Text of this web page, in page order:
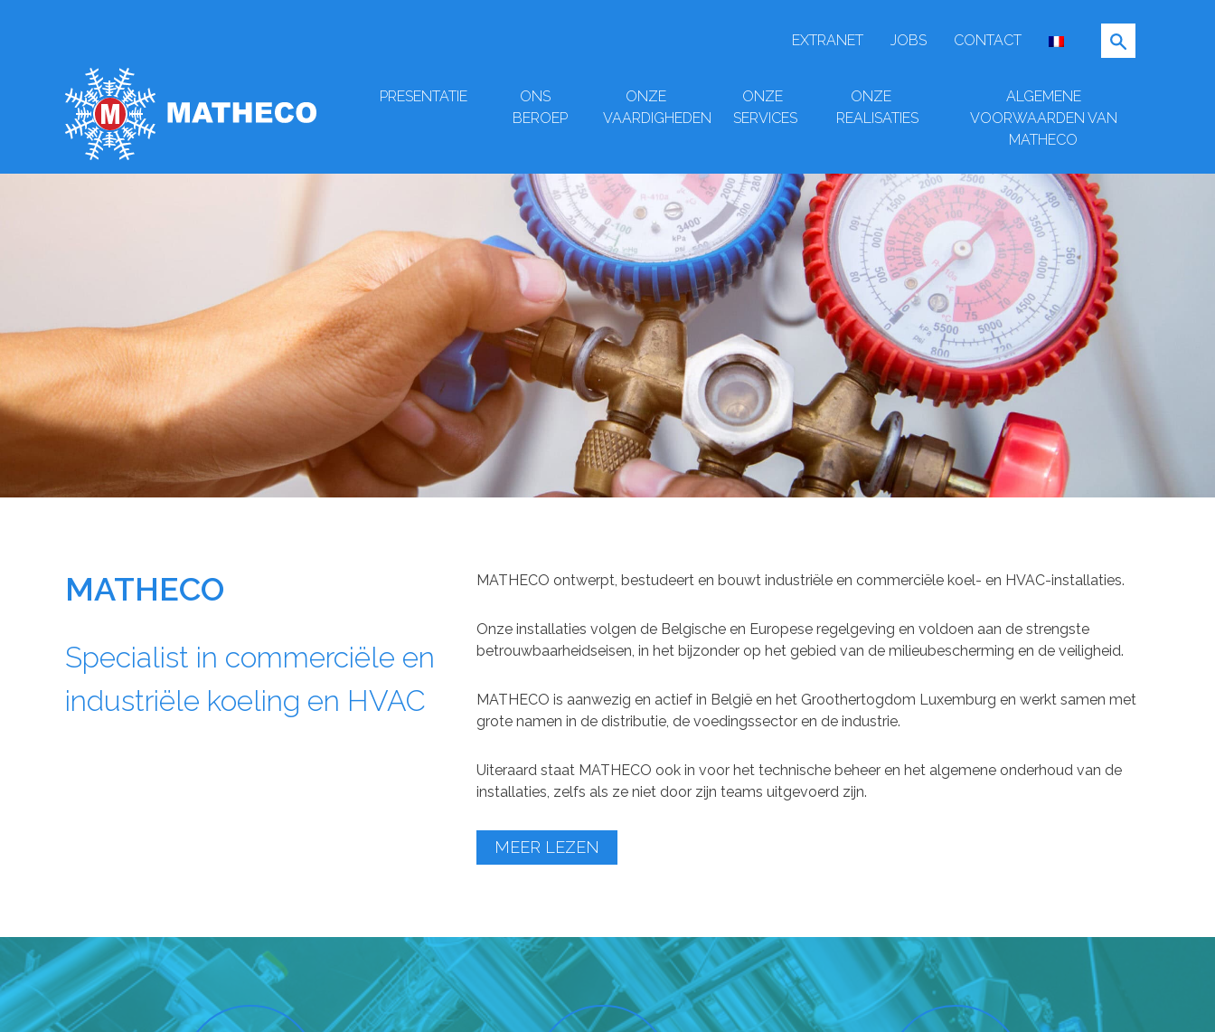
Zoeken
EXTRANET JOBS CONTACT
PRESENTATIE
WIE ZIJN WE?
EEN ONDERNEMING VAN DE
GROEP HERVÉ
ONS
BEROEP
INDUSTRIËLE &
COMMERCIËLE KOELING
VERWARMING – VENTILATIE
– AIRCONDITIONING | HVAC
ONZE
VAARDIGHEDEN
ONZE STERKE PUNTEN
GOEDKEURINGEN EN
CERTIFICATEN
ONZE
SERVICES
STUDIE EN ONTWERP
FABRICAGE & INSTALLATIE
SERVICE NA VERKOOP
ONZE
REALISATIES
ALGEMENE
VOORWAARDEN VAN
MATHECO
MATHECO
Specialist in commerciële en
industriële koeling en HVAC
MATHECO ontwerpt, bestudeert en bouwt industriële en commerciële koel- en HVAC-installaties.
Onze installaties volgen de Belgische en Europese regelgeving en voldoen aan de strengste
betrouwbaarheidseisen, in het bijzonder op het gebied van de milieubescherming en de veiligheid.
MATHECO is aanwezig en actief in België en het Groothertogdom Luxemburg en werkt samen met
grote namen in de distributie, de voedingssector en de industrie.
Uiteraard staat MATHECO ook in voor het technische beheer en het algemene onderhoud van de
installaties, zelfs als ze niet door zijn teams uitgevoerd zijn.
MEER LEZEN